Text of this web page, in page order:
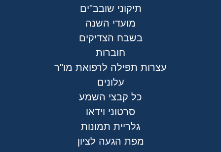
תיקוני שובב"ים
מועדי השנה
בשבח הצדיקים
חוברות
עצרות תפילה לרפואת מו"ר
עלונים
כל קבצי השמע
סרטוני וידאו
גלריית תמונות
מפת הגעה לציון